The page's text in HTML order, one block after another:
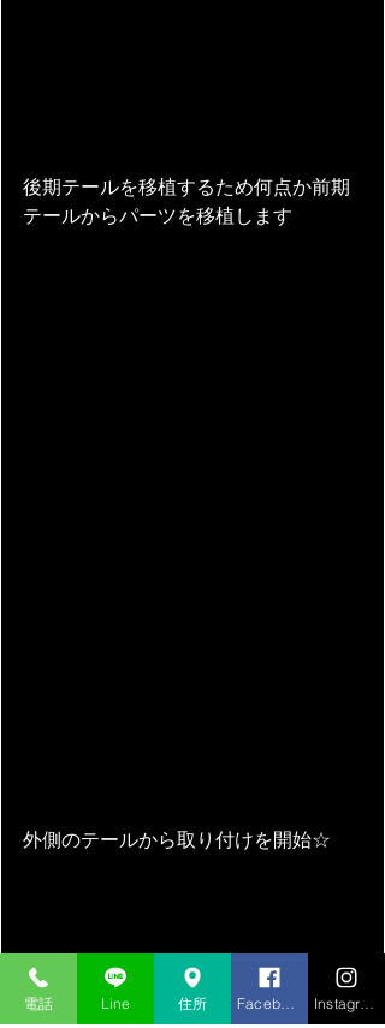
後期テールを移植するため何点か前期
テールからパーツを移植します
外側のテールから取り付けを開始☆
電話 Line 住所